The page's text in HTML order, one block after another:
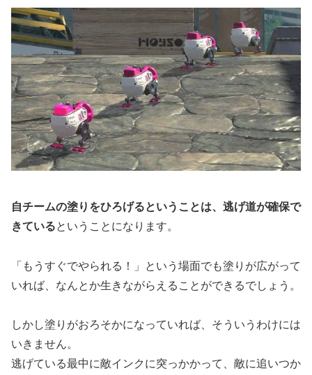
自チームの塗りをひろげるということは、逃げ道が確保で
きているということになります。
「もうすぐでやられる！」という場面でも塗りが広がって
いれば、なんとか生きながらえることができるでしょう。
しかし塗りがおろそかになっていれば、そういうわけには
いきません。
逃げている最中に敵インクに突っかかって、敵に追いつか